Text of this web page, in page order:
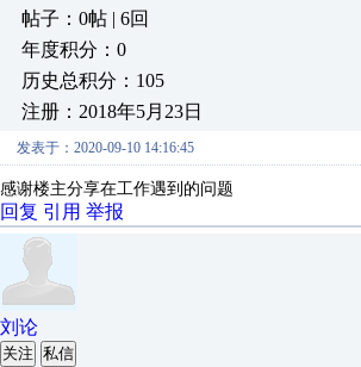
帖子：0帖 | 6回
年度积分：0
历史总积分：105
注册：2018年5月23日
发表于：2020-09-10 14:16:45
感谢楼主分享在工作遇到的问题
回复 引用 举报
刘论
关注 私信